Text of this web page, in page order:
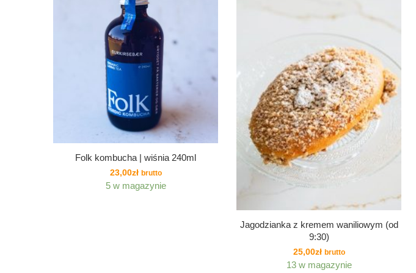
Folk kombucha | wiśnia 240ml
23,00zł brutto
5 w magazynie
Jagodzianka z kremem waniliowym (od
9:30)
25,00zł brutto
13 w magazynie